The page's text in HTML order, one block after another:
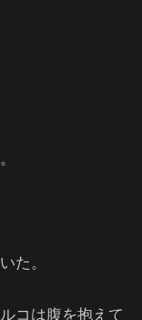
た。
コは腹を抱えて